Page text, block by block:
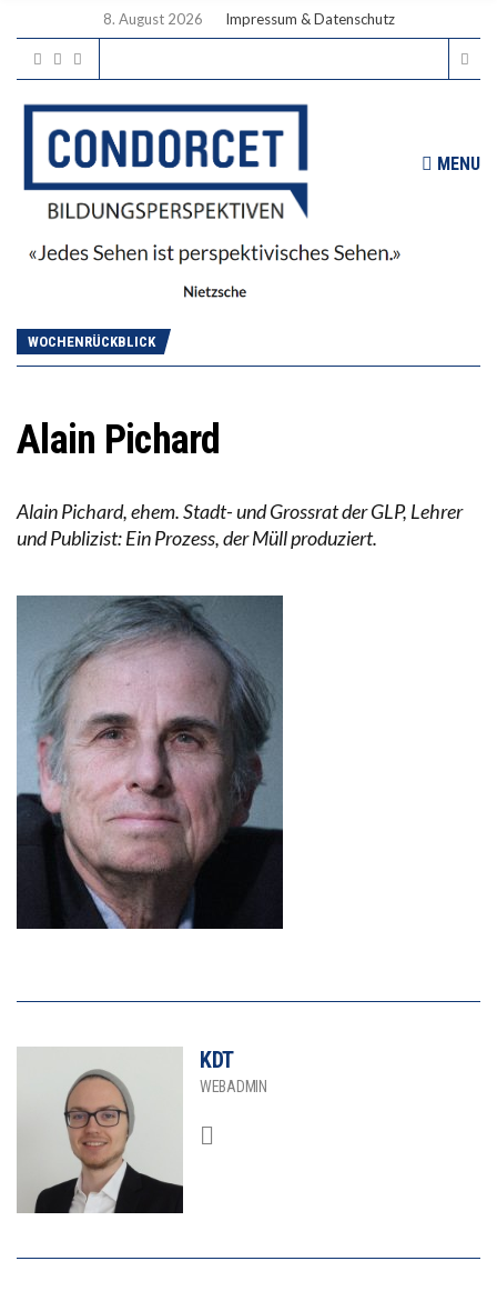
8. August 2026 Impressum & Datenschutz
MENU
WOCHENRÜCKBLICK
Alain Pichard
Alain Pichard, ehem. Stadt- und Grossrat der GLP, Lehrer
und Publizist: Ein Prozess, der Müll produziert.
KDT
WEBADMIN